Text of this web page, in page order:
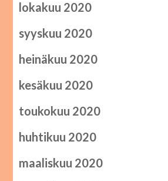
lokakuu 2020
syyskuu 2020
heinäkuu 2020
kesäkuu 2020
toukokuu 2020
huhtikuu 2020
maaliskuu 2020